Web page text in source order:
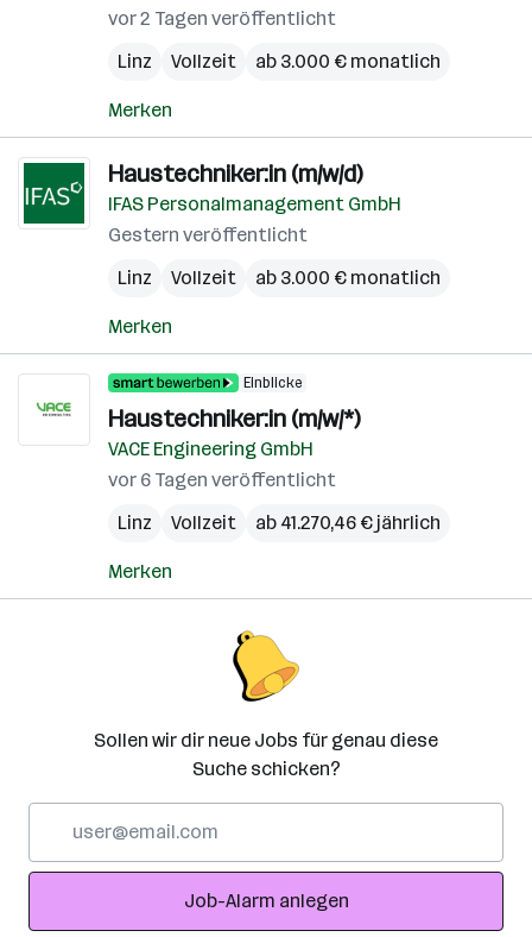
vor 2 Tagen veröffentlicht
Linz
Vollzeit ab 3.000 € monatlich
Merken
Haustechniker:in (m/w/d)
IFAS Personalmanagement GmbH
Gestern veröffentlicht
Linz
Vollzeit ab 3.000 € monatlich
Merken
Einblicke
Haustechniker:in (m/w/*)
VACE Engineering GmbH
vor 6 Tagen veröffentlicht
Linz
Vollzeit ab 41.270,46 € jährlich
Merken
Sollen wir dir neue Jobs für genau diese
Suche schicken?
Adresse
Job-Alarm anlegen